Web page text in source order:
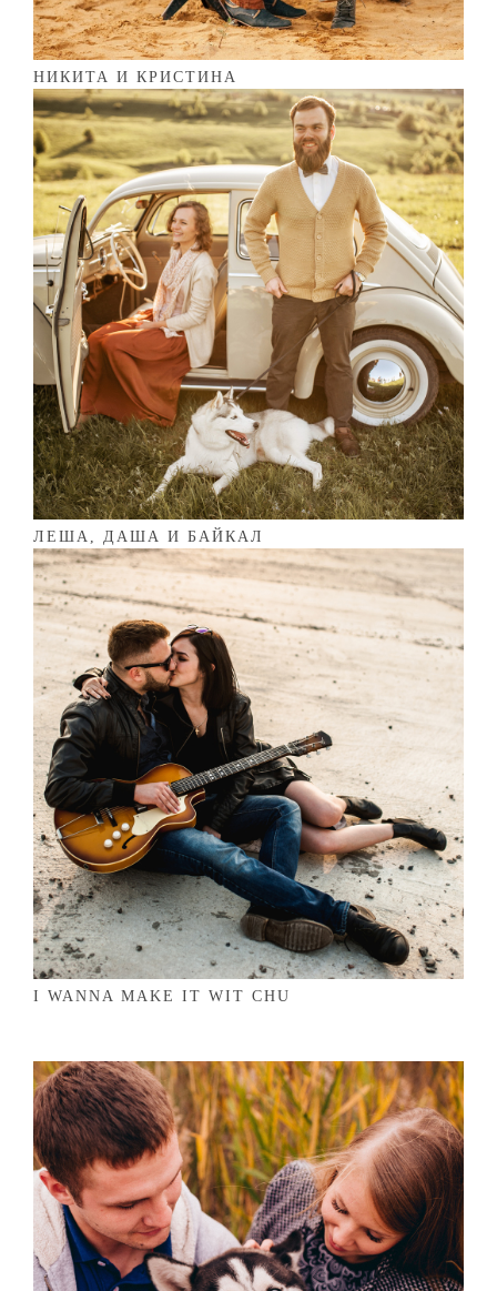
НИКИТА И КРИСТИНА
ЛЕША, ДАША И БАЙКАЛ
I WANNA MAKE IT WIT CHU